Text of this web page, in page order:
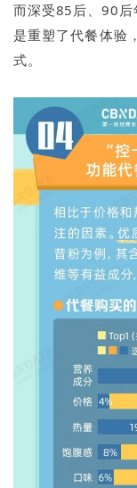
而深受85后、90后
是重塑了代餐体验
式。